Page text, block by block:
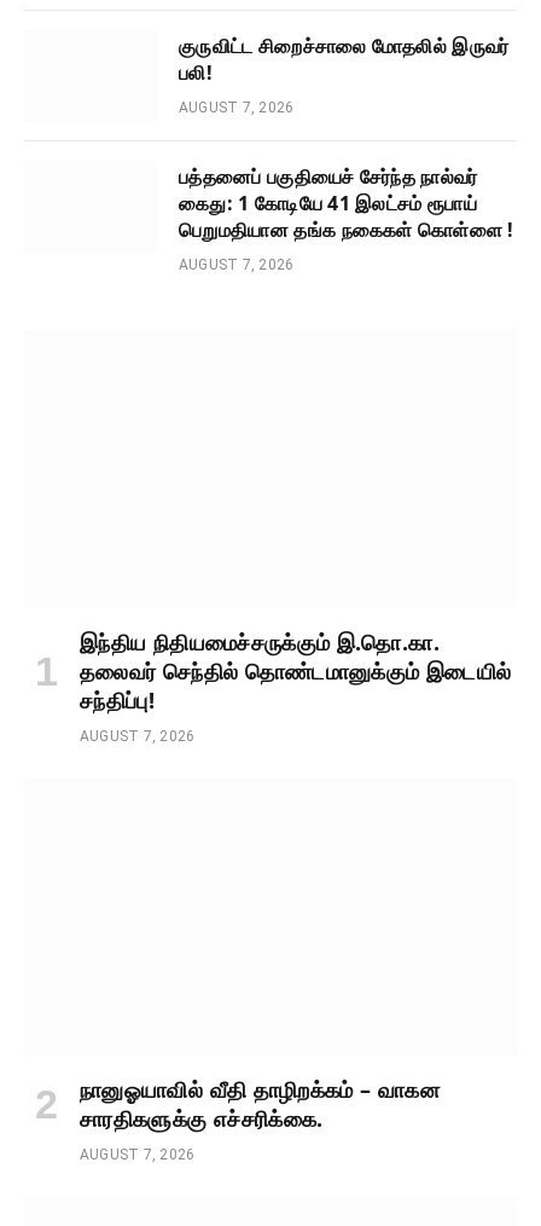
குருவிட்ட சிறைச்சாலை மோதலில் இருவர்
பலி!
AUGUST 7, 2026
பத்தனைப் பகுதியைச் சேர்ந்த நால்வர்
கைது: 1 கோடியே 41 இலட்சம் ரூபாய்
பெறுமதியான தங்க நகைகள் கொள்ளை !
AUGUST 7, 2026
இந்திய நிதியமைச்சருக்கும் இ.தொ.கா.
தலைவர் செந்தில் தொண்டமானுக்கும் இடையில்
சந்திப்பு!
AUGUST 7, 2026
நானுஓயாவில் வீதி தாழிறக்கம் – வாகன
சாரதிகளுக்கு எச்சரிக்கை.
AUGUST 7, 2026